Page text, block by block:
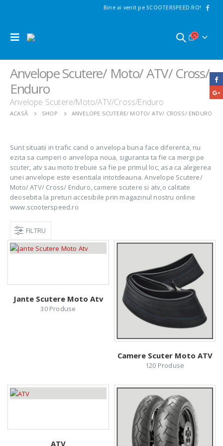
Bine ai venit pe SCOOTERSPEED.RO!
Anvelope Scutere/ Moto/ ATV/ Cross/
Enduro
Anvelope Scutere/Moto/ATV/Cross/Enduro
ACASĂ SHOP ANVELOPE SCUTERE/ MOTO/ ATV/ CROSS/ ENDURO
Sunt situatii in trafic cand o anvelopa buna face diferenta, nu
ezita sa cumperi o anvelopa noua, siguranta ta fie ca mergi pe
scuter, atv sau moto trebuie sa fie pe primul loc, asa ca alegerea
unei anvelope este esentiala intotdeauna. Anvelope Scutere/
Moto/ ATV/ Cross/ Enduro, camere scutere si atv,o calitate
deosebita la preturi accesibile prin magazinul nostru online
www.scooterspeed.ro
FILTRU
Jante Scutere Moto Atv
30Produse
Camere Scuter Moto ATV
120 Produse
ATV